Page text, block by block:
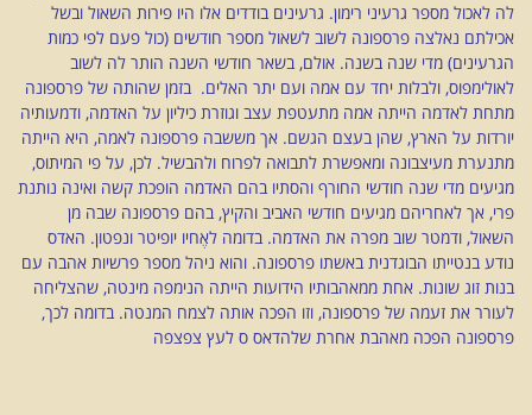
לה לאכול מספר גרעיני רימון. גרעינים בודדים אלו היו פירות השאול ובשל
אכילתם נאלצה פרספונה לשוב לשאול מספר חודשים (כול פעם לפי כמות
הגרעינים) מדי שנה בשנה. אולם, בשאר חודשי השנה הותר לה לשוב
לאולימפוס, ולבלות יחד עם אמה ועם יתר האלים. בזמן שהותה של פרספונה
מתחת לאדמה הייתה אמה מתעטפת עצב וגוזרת כיליון על האדמה, ודמעותיה
יורדות על הארץ, שהן בעצם הגשם. אך מששבה פרספונה לאמה, היא הייתה
מתנערת מעיצבונה ומאפשרת לתבואה לפרוח ולהבשיל. לכן, על פי המיתוס,
מגיעים מדי שנה חודשי החורף והסתיו בהם האדמה הופכת קשה ואינה נותנת
פרי, אך לאחריהם מגיעים חודשי האביב והקיץ, בהם פרספונה שבה מן
השאול, ודמטר שוב מפרה את האדמה. בדומה לאֶחיו יופיטר ונפטון. האדס
נודע בנטייתו הבוגדנית באשתו פרספונה. והוא ניהל מספר פרשיות אהבה עם
בנות זוג שונות. אחת ממאהבותיו הידועות הייתה הנימפה מינטה, שהצליחה
לעורר את זעמה של פרספונה, וזו הפכה אותה לצמח המנטה. בדומה לכך,
פרספונה הפכה מאהבת אחרת שלהדאס ס לעץ צפצפה